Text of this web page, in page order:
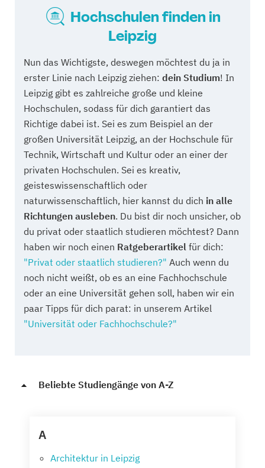
Hochschulen finden in
Leipzig
Nun das Wichtigste, deswegen möchtest du ja in
erster Linie nach Leipzig ziehen: dein Studium! In
Leipzig gibt es zahlreiche große und kleine
Hochschulen, sodass für dich garantiert das
Richtige dabei ist. Sei es zum Beispiel an der
großen Universität Leipzig, an der Hochschule für
Technik, Wirtschaft und Kultur oder an einer der
privaten Hochschulen. Sei es kreativ,
geisteswissenschaftlich oder
naturwissenschaftlich, hier kannst du dich in alle
Richtungen ausleben. Du bist dir noch unsicher, ob
du privat oder staatlich studieren möchtest? Dann
haben wir noch einen Ratgeberartikel für dich:
"Privat oder staatlich studieren?" Auch wenn du
noch nicht weißt, ob es an eine Fachhochschule
oder an eine Universität gehen soll, haben wir ein
paar Tipps für dich parat: in unserem Artikel
"Universität oder Fachhochschule?"
Beliebte Studiengänge von A-Z
A
Architektur in Leipzig